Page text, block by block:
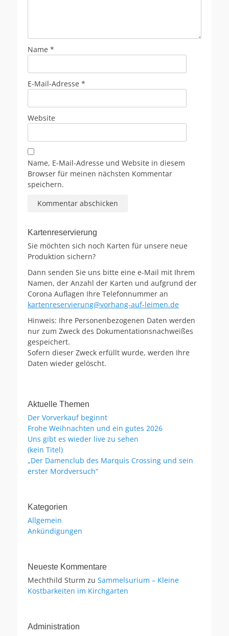
Name *
E-Mail-Adresse *
Website
Name, E-Mail-Adresse und Website in diesem
Browser für meinen nächsten Kommentar
speichern.
Kartenreservierung
Sie möchten sich noch Karten für unsere neue
Produktion sichern?
Dann senden Sie uns bitte eine e-Mail mit Ihrem
Namen, der Anzahl der Karten und aufgrund der
Corona Auflagen Ihre Telefonnummer an
kartenreservierung@vorhang-auf-leimen.de
Hinweis: Ihre Personenbezogenen Daten werden
nur zum Zweck des Dokumentationsnachweißes
gespeichert.
Sofern dieser Zweck erfüllt wurde, werden Ihre
Daten wieder gelöscht.
Aktuelle Themen
Der Vorverkauf beginnt
Frohe Weihnachten und ein gutes 2026
Uns gibt es wieder live zu sehen
(kein Titel)
„Der Damenclub des Marquis Crossing und sein
erster Mordversuch“
Kategorien
Allgemein
Ankündigungen
Neueste Kommentare
Mechthild Sturm zu Sammelsurium – Kleine
Kostbarkeiten im Kirchgarten
Administration